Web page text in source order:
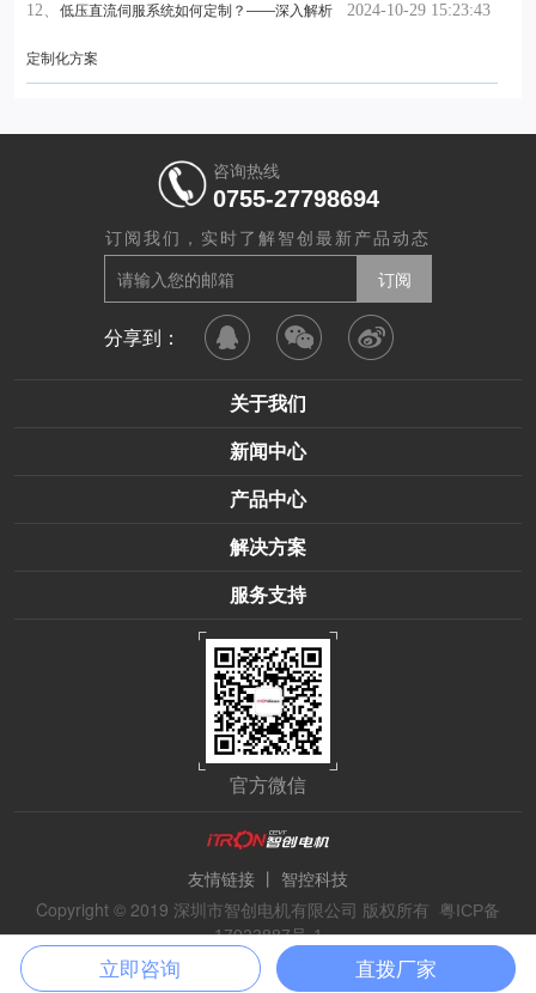
2024-10-29 15:23:43
12、 低压直流伺服系统如何定制？——深入解析
定制化方案
咨询热线
0755-27798694
订阅我们，实时了解智创最新产品动态
分享到：
关于我们
新闻中心
产品中心
解决方案
服务支持
官方微信
友情链接 丨 智控科技
Copyright © 2019 深圳市智创电机有限公司 版权所有
粤ICP备
17023887号-1
立即咨询 直拨厂家